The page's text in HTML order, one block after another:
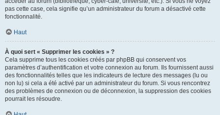
pas cette case, cela signifie qu’un administrateur du forum a désactivé cette
fonctionnalité.
Haut
À quoi sert « Supprimer les cookies » ?
Cela supprime tous les cookies créés par phpBB qui conservent vos
paramètres d’authentification et votre connexion au forum. Ils fournissent aussi
des fonctionnalités telles que les indicateurs de lecture des messages (lu ou
non lu) si cela a été activé par un administrateur du forum. Si vous rencontrez
des problèmes de connexion ou de déconnexion, la suppression des cookies
pourrait les résoudre.